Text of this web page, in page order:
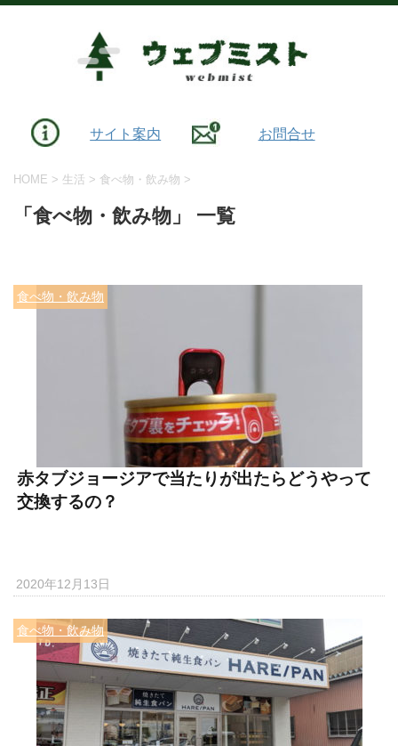
サイト案内 お問合せ
HOME > 生活 > 食べ物・飲み物 >
「食べ物・飲み物」 一覧
食べ物・飲み物
赤タブジョージアで当たりが出たらどうやって
交換するの？
2020年12月13日
食べ物・飲み物